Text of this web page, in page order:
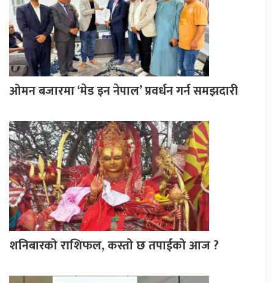
ओमन बजारमा ‘मेड इन नेपाल’ प्रवर्धन गर्न समझदारी
शनिबारको राशिफल, कस्तो छ तपाईको आज ?